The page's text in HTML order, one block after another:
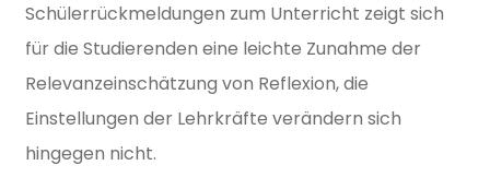
Schülerrückmeldungen zum Unterricht zeigt sich
für die Studierenden eine leichte Zunahme der
Relevanzeinschätzung von Reflexion, die
Einstellungen der Lehrkräfte verändern sich
hingegen nicht.